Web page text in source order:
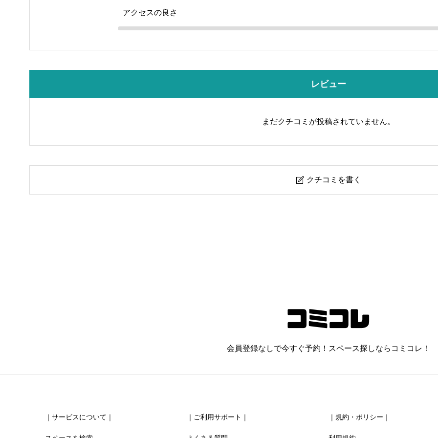
アクセスの良さ
レビュー
まだクチコミが投稿されていません。
 クチコミを書く
会員登録なしで今すぐ予約！スペース探しならコミコレ！
｜サービスについて｜ ｜ご利用サポート｜ ｜規約・ポリシー｜